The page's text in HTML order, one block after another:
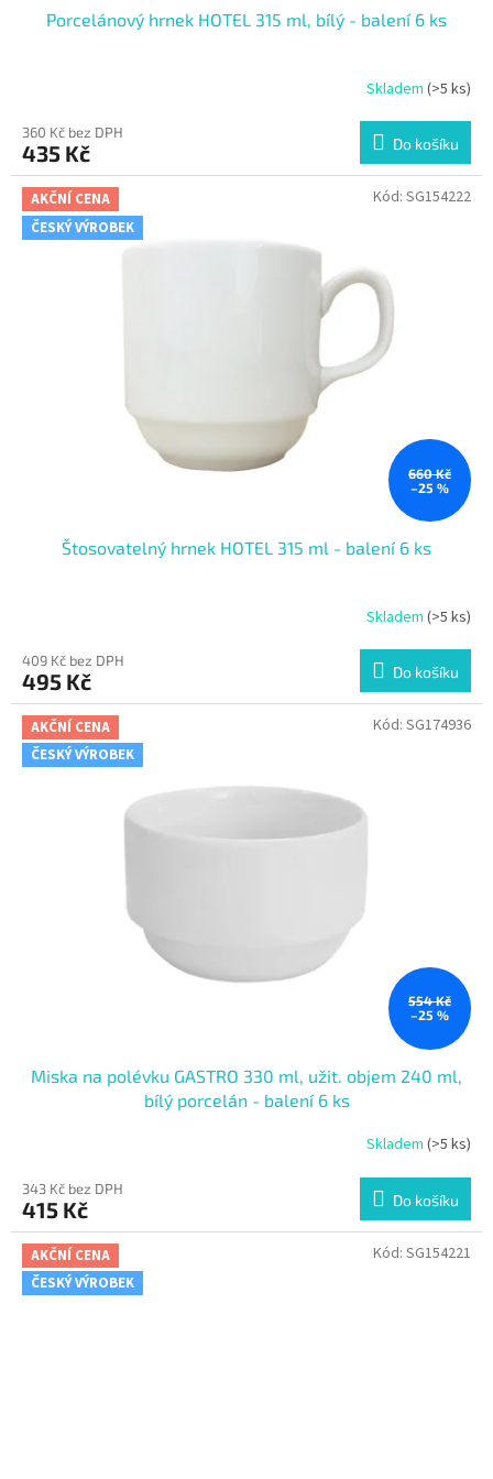
Porcelánový hrnek HOTEL 315 ml, bílý - balení 6 ks
Skladem (>5 ks)
360 Kč bez DPH
435 Kč Do košíku
AKČNÍ CENA
ČESKÝ VÝROBEK
660 Kč
–25 %
Štosovatelný hrnek HOTEL 315 ml - balení 6 ks
Skladem (>5 ks)
409 Kč bez DPH
495 Kč Do košíku
Kód: SG154222
AKČNÍ CENA
ČESKÝ VÝROBEK
554 Kč
–25 %
Miska na polévku GASTRO 330 ml, užit. objem 240 ml,
bílý porcelán - balení 6 ks
Skladem (>5 ks)
343 Kč bez DPH
415 Kč Do košíku
Kód: SG174936
AKČNÍ CENA
ČESKÝ VÝROBEK
Kód: SG154221